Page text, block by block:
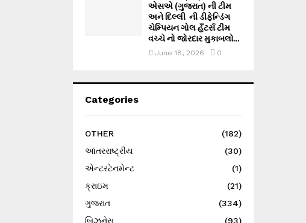
એસએ (ગુજરાત) ની ટીમ
અને દિલ્લી ની ડીફેન્ડિંગ
ચેમ્પિયન ગોલ હઁટર્સ ટીમ
વચ્ચે નો જોરદાર મુકાબલો...
June 18, 2026 0
Categories
OTHER
(182)
આંતરરાષ્ટ્રીય
(30)
એન્ટરટેનમેન્ટ
(1)
ક્રાઇમ
(21)
ગુજરાત
(334)
બિઝનેસ
(93)